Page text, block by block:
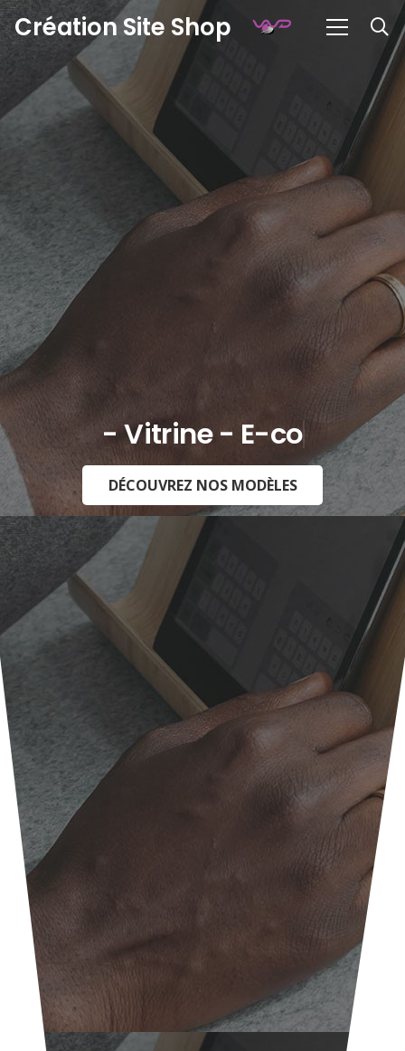
Création Site Shop
- Vitrine - E-commerce -
DÉCOUVREZ NOS MODÈLES